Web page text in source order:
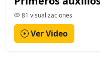
81 visualizaciones
Ver Video